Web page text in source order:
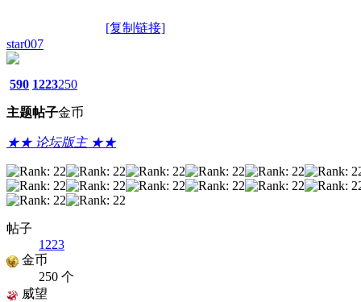
[复制链接]
star007
590
主题
1223
帖子
250
金币
★★ 论坛版主 ★★
帖子
1223
金币
250 个
威望